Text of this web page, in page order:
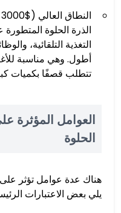
الذرة الحلوة
التغذية التلقائية،
أطول. وهي مناسبة
تتطلب قصفًا بكميات
العوامل المؤثرة
الحلوة
هناك عدة عوامل تؤثر
يلي بعض الاعتبارات